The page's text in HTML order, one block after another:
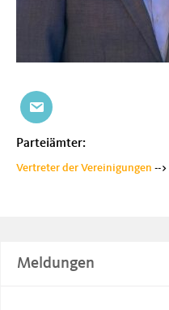
Parteiämter:
Vertreter der Vereinigungen -->
Meldungen